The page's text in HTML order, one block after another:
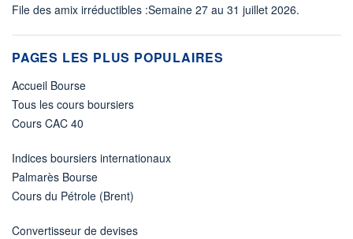
File des amix irréductibles :Semaine 27 au 31 juillet 2026.
PAGES LES PLUS POPULAIRES
Accueil Bourse
Tous les cours boursiers
Cours CAC 40
Indices boursiers internationaux
Palmarès Bourse
Cours du Pétrole (Brent)
Convertisseur de devises